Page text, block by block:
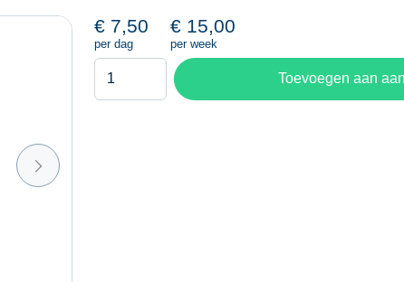
€ 7,50
per dag
€ 15,00
per week
Toevoegen aan